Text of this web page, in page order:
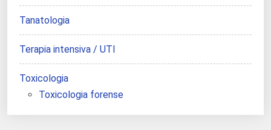
Tanatologia
Terapia intensiva / UTI
Toxicologia
Toxicologia forense